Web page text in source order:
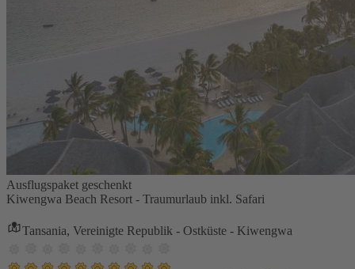
Ausflugspaket geschenkt
Kiwengwa Beach Resort - Traumurlaub inkl. Safari
Tansania, Vereinigte Republik - Ostküste - Kiwengwa